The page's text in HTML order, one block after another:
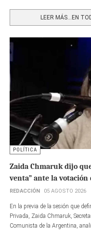
LEER MÁS…EN
POLÍTICA
Zaida Chmaruk dijo
venta” ante la votación
REDACCIÓN 05 AGOSTO 2026
En la previa de la sesión que
Privada, Zaida Chmaruk,
Comunista de la Argentina,